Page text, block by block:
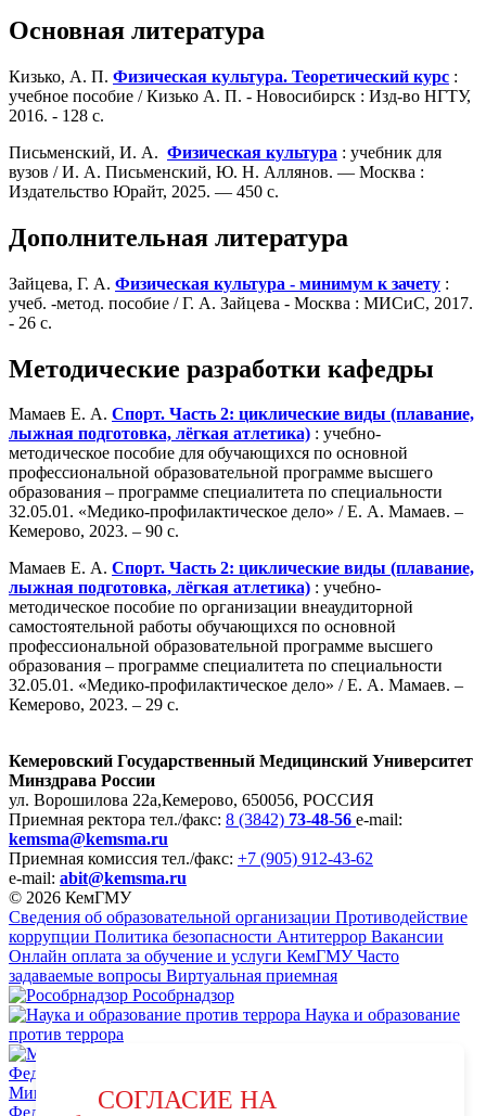
Основная литература
Кизько, А. П. Физическая культура. Теоретический курс :
учебное пособие / Кизько А. П. - Новосибирск : Изд-во НГТУ,
2016. - 128 с.
Письменский, И. А. Физическая культура : учебник для
вузов / И. А. Письменский, Ю. Н. Аллянов. — Москва :
Издательство Юрайт, 2025. — 450 с.
Дополнительная литература
Зайцева, Г. А. Физическая культура - минимум к зачету :
учеб. -метод. пособие / Г. А. Зайцева - Москва : МИСиС, 2017.
- 26 с.
Методические разработки кафедры
Мамаев Е. А. Спорт. Часть 2: циклические виды (плавание,
лыжная подготовка, лёгкая атлетика) : учебно-
методическое пособие для обучающихся по основной
профессиональной образовательной программе высшего
образования – программе специалитета по специальности
32.05.01. «Медико-профилактическое дело» / Е. А. Мамаев. –
Кемерово, 2023. – 90 с.
Мамаев Е. А. Спорт. Часть 2: циклические виды (плавание,
лыжная подготовка, лёгкая атлетика) : учебно-
методическое пособие по организации внеаудиторной
самостоятельной работы обучающихся по основной
профессиональной образовательной программе высшего
образования – программе специалитета по специальности
32.05.01. «Медико-профилактическое дело» / Е. А. Мамаев. –
Кемерово, 2023. – 29 с.
Кемеровский Государственный Медицинский Университет
Минздрава России
ул. Ворошилова 22а,Кемерово, 650056, РОССИЯ
Приемная ректора тел./факс: 8 (3842) 73-48-56 e-mail:
kemsma@kemsma.ru
Приемная комиссия тел./факс: +7 (905) 912-43-62
e-mail: abit@kemsma.ru
© 2026 КемГМУ
Сведения об образовательной организации Противодействие
коррупции Политика безопасности Антитеррор Вакансии
Онлайн оплата за обучение и услуги КемГМУ Часто
задаваемые вопросы Виртуальная приемная
Рособрнадзор
Наука и образование
против террора
Министерство науки и высшего образования Российской
СОГЛАСИЕ НА